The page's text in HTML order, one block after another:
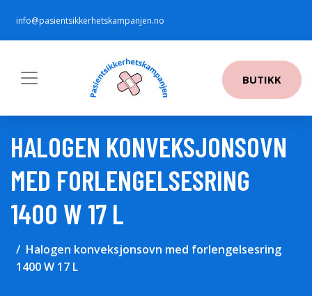
info@pasientsikkerhetskampanjen.no
BUTIKK
HALOGEN KONVEKSJONSOVN
MED FORLENGELSESRING
1400 W 17 L
Halogen konveksjonsovn med forlengelsesring
1400 W 17 L